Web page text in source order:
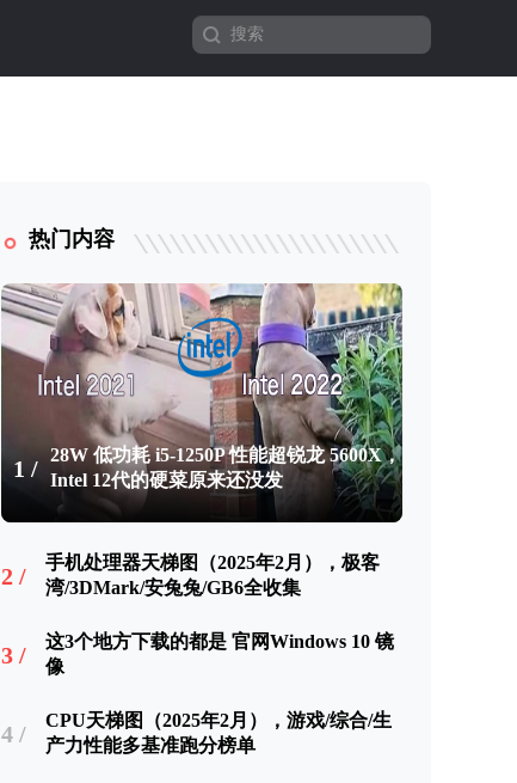
热门内容
1 /
28W 低功耗 i5-1250P 性能超锐龙 5600X，
Intel 12代的硬菜原来还没发
2 /
手机处理器天梯图（2025年2月），极客
湾/3DMark/安兔兔/GB6全收集
3 /
这3个地方下载的都是 官网Windows 10 镜
像
4 /
CPU天梯图（2025年2月），游戏/综合/生
产力性能多基准跑分榜单